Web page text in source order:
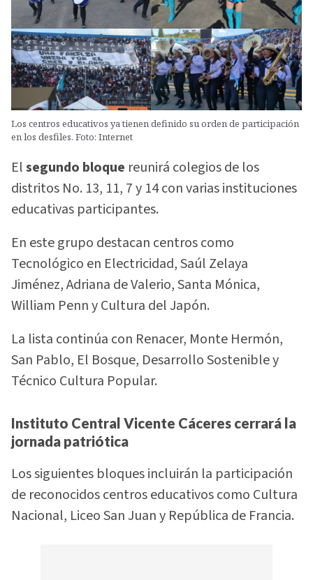
Los centros educativos ya tienen definido su orden de participación
en los desfiles. Foto: Internet
Elsegundo bloque reunirá colegios de los
distritos No. 13, 11, 7 y 14 con varias instituciones
educativas participantes.
En este grupo destacan centros como
Tecnológico en Electricidad, Saúl Zelaya
Jiménez, Adriana de Valerio, Santa Mónica,
William Penn y Cultura del Japón.
La lista continúa con Renacer, Monte Hermón,
San Pablo, El Bosque, Desarrollo Sostenible y
Técnico Cultura Popular.
Instituto Central Vicente Cáceres cerrará la
jornada patriótica
Los siguientes bloques incluirán la participación
de reconocidos centros educativos como Cultura
Nacional, Liceo San Juan y República de Francia.